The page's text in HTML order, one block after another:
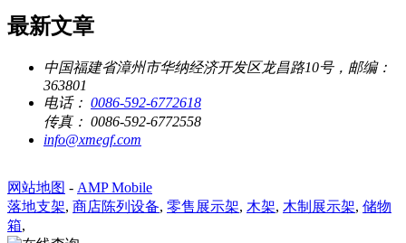
最新文章
中国福建省漳州市华纳经济开发区龙昌路10号，邮编：
363801
电话： 0086-592-6772618
传真： 0086-592-6772558
info@xmegf.com
网站地图 - AMP Mobile
落地支架, 商店陈列设备, 零售展示架, 木架, 木制展示架, 储物
箱,